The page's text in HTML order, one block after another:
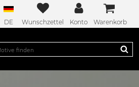
DE Wunschzettel Konto Warenkorb